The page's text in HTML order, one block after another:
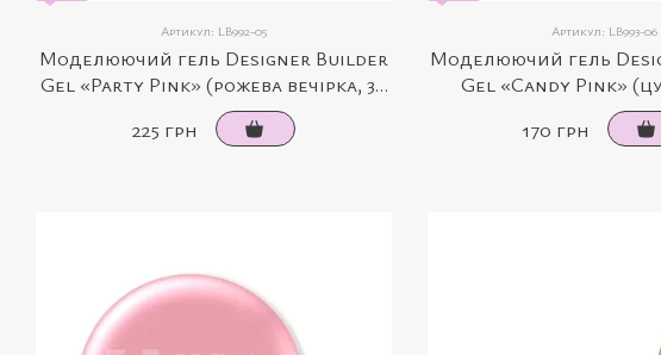
Артикул: LB992-05
Моделюючий гель Designer Builder
Gel «Party Pink» (рожева вечірка, 30
мл)
225 грн
Артикул: LB993-06
Моделюючий гель
Gel «Candy Pink»
рожевий, 15
170 грн